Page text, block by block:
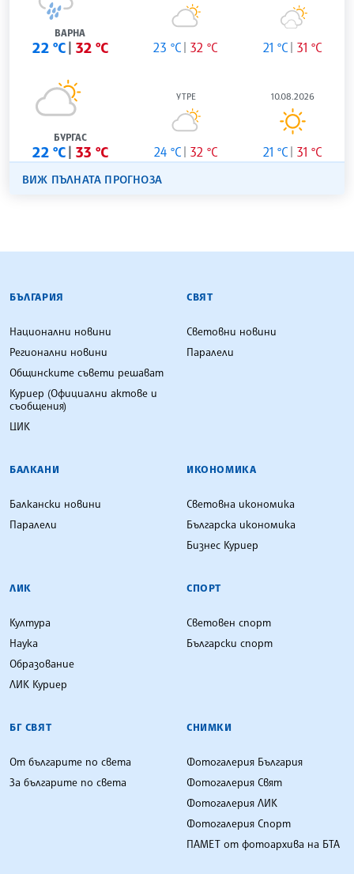
ВАРНА
22 °C 32 °C 23 °C 32 °C 21 °C 31 °C
БУРГАС
22 °C 33 °C
УТРЕ
24 °C 32 °C
10.08.2026
21 °C 31 °C
ВИЖ ПЪЛНАТА ПРОГНОЗА
БЪЛГАРСКА ТЕЛЕГРАФНА АГЕНЦИЯ
БЪЛГАРИЯ
Национални новини
Регионални новини
Общинските съвети решават
Куриер (Официални актове и
съобщения)
ЦИК
СВЯТ
Световни новини
Паралели
БАЛКАНИ
Балкански новини
Паралели
ИКОНОМИКА
Световна икономика
Българска икономика
Бизнес Куриер
ЛИК
Култура
Наука
Образование
ЛИК Куриер
СПОРТ
Световен спорт
Български спорт
БГ СВЯТ
От българите по света
За българите по света
СНИМКИ
Фотогалерия България
Фотогалерия Свят
Фотогалерия ЛИК
Фотогалерия Спорт
ПАМЕТ от фотоархива на БТА